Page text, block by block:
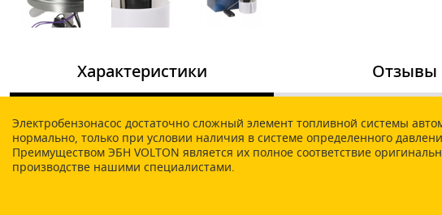
Характеристики
Электробензонасос достаточно сложный элемент топливной системы
нормально, только при условии наличия в системе определенного
Преимуществом ЭБН VOLTON является их полное соответствие
производстве нашими специалистами.
Отзывы